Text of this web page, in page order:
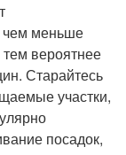
чем меньше
тем вероятнее
Старайтесь
участки,
посадок,